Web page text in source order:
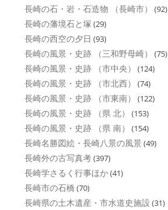
長崎の石・岩・石造物 （長崎市） (92)
長崎の藩境石と塚 (29)
長崎の西空の夕日 (93)
長崎の風景・史跡 （三和野母崎） (75)
長崎の風景・史跡 （市中央） (124)
長崎の風景・史跡 （市北西） (74)
長崎の風景・史跡 （市東南） (122)
長崎の風景・史跡 （県 北） (153)
長崎の風景・史跡 （県 南） (154)
長崎名勝図絵・長崎八景の風景 (49)
長崎外の古写真考(397)
長崎学さるく行事ほか(41)
長崎市の石橋 (70)
長崎県の土木遺産・市水道史施設 (31)